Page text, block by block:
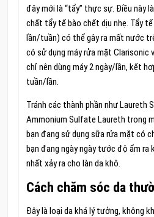
đây mới là “tẩy” thực sự. Điều này
chất tẩy tế bào chết dịu nhẹ. Tẩy
lần/tuần) có thể gây ra mất nước
có sử dụng máy rửa mặt Clarisonic
chỉ nên dùng máy 2 ngày/lần, kết
tuần/lần.
Tránh các thành phần như Laureth
Ammonium Sulfate Laureth trong
bạn đang sử dụng sữa rửa mặt có
bạn đang ngày ngày tước độ ẩm ra
nhất xảy ra cho làn da khô.
Cách chăm sóc da
Đây là loại da khá lý tưởng, không